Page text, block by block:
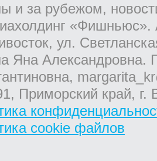
и за рубежом,
«Фишньюс».
ул.
Яна Александровна.
Приморский край,
cookie файлов